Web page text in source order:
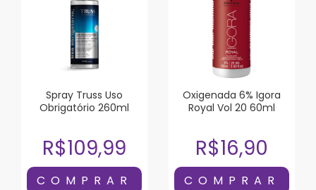
Spray Truss Uso
Obrigatório 260ml
R$109,99
Oxigenada 6% Igora
Royal Vol 20 60ml
R$16,90